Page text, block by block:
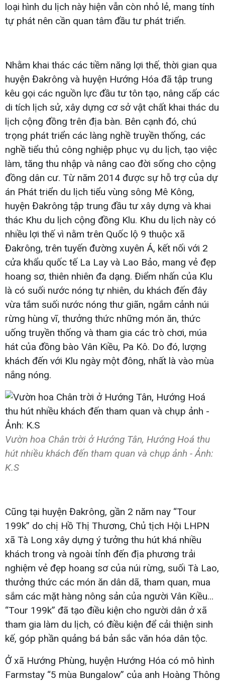
loại hình du lịch này hiện vẫn còn nhỏ lẻ, mang tính
tự phát nên cần quan tâm đầu tư phát triển.
Nhằm khai thác các tiềm năng lợi thế, thời gian qua
huyện Đakrông và huyện Hướng Hóa đã tập trung
kêu gọi các nguồn lực đầu tư tôn tạo, nâng cấp các
di tích lịch sử, xây dựng cơ sở vật chất khai thác du
lịch cộng đồng trên địa bàn. Bên cạnh đó, chú
trọng phát triển các làng nghề truyền thống, các
nghề tiểu thủ công nghiệp phục vụ du lịch, tạo việc
làm, tăng thu nhập và nâng cao đời sống cho cộng
đồng dân cư. Từ năm 2014 được sự hỗ trợ của dự
án Phát triển du lịch tiểu vùng sông Mê Kông,
huyện Đakrông tập trung đầu tư xây dựng và khai
thác Khu du lịch cộng đồng Klu. Khu du lịch này có
nhiều lợi thế vì nằm trên Quốc lộ 9 thuộc xã
Đakrông, trên tuyến đường xuyên Á, kết nối với 2
cửa khẩu quốc tế La Lay và Lao Bảo, mang vẻ đẹp
hoang sơ, thiên nhiên đa dạng. Điểm nhấn của Klu
là có suối nước nóng tự nhiên, du khách đến đây
vừa tắm suối nước nóng thư giãn, ngắm cảnh núi
rừng hùng vĩ, thưởng thức những món ăn, thức
uống truyền thống và tham gia các trò chơi, múa
hát của đồng bào Vân Kiều, Pa Kô. Do đó, lượng
khách đến với Klu ngày một đông, nhất là vào mùa
nắng nóng.
Vườn hoa Chân trời ở Hướng Tân, Hướng Hoá thu
hút nhiều khách đến tham quan và chụp ảnh - Ảnh:
K.S​
Cũng tại huyện Đakrông, gần 2 năm nay “Tour
199k” do chị Hồ Thị Thương, Chủ tịch Hội LHPN
xã Tà Long xây dựng ý tưởng thu hút khá nhiều
khách trong và ngoài tỉnh đến địa phương trải
nghiệm vẻ đẹp hoang sơ của núi rừng, suối Tà Lao,
thưởng thức các món ăn dân dã, tham quan, mua
sắm các mặt hàng nông sản của người Vân Kiều…
“Tour 199k” đã tạo điều kiện cho người dân ở xã
tham gia làm du lịch, có điều kiện để cải thiện sinh
kế, góp phần quảng bá bản sắc văn hóa dân tộc.
Ở xã Hướng Phùng, huyện Hướng Hóa có mô hình
Farmstay “5 mùa Bungalow” của anh Hoàng Thông